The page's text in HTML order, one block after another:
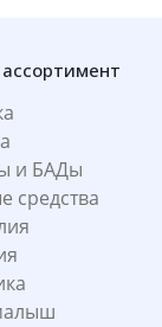
и БАДы
средства